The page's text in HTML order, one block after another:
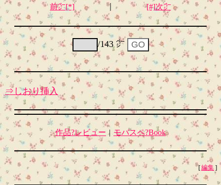
前㌻[*] ｜ [#]次㌻
/143 ㌻
⇒しおり挿入
作品?レビュー | モバスペ?Book
[編集]